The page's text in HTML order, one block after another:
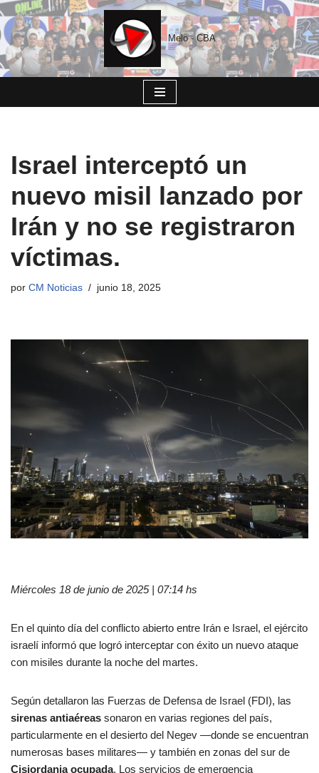
Saltar
al
contenido
Melo - CBA
Israel interceptó un
nuevo misil lanzado por
Irán y no se registraron
víctimas.
por CM Noticias junio 18, 2025
Miércoles 18 de junio de 2025 | 07:14 hs
En el quinto día del conflicto abierto entre Irán e Israel, el ejército
israelí informó que logró interceptar con éxito un nuevo ataque
con misiles durante la noche del martes.
Según detallaron las Fuerzas de Defensa de Israel (FDI), las
sirenas antiaéreas sonaron en varias regiones del país,
particularmente en el desierto del Negev —donde se encuentran
numerosas bases militares— y también en zonas del sur de
Cisjordania ocupada. Los servicios de emergencia